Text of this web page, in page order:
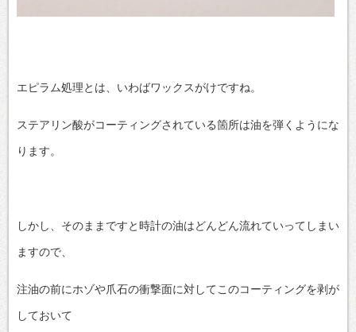
エピラム処理とは、いわばワックスがけですね。
ステアリン酸がコーティングされている箇所は油を弾くようにな
ります。
しかし、そのままですと時計の油はどんどん流れていってしまい
ますので、
注油の前にホゾや爪石の衝撃面に対してこのコーティングを剥が
しておいて